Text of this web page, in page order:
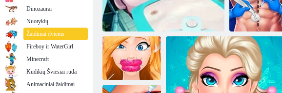
Veikti dabar: akių chirurgija
Ava gerklės
infekcija
Kelių chirurgijos
ligoninių
žaidimai
Dinozaurai
Nuotykių
Žaidimai dviems
Fireboy ir WaterGirl
Minecraft
Kūdikių Šviesiai ruda
Animaciniai žaidimai